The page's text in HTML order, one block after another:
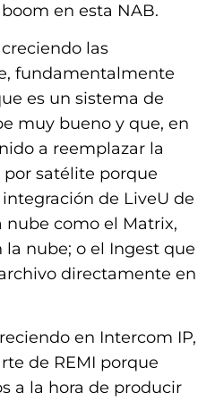
en esta NAB.
las
fundamentalmente
es un sistema de
muy bueno y que, en
a reemplazar la
satélite porque
de LiveU de
nube como el Matrix,
nube; o el Ingest que
directamente en
en Intercom IP,
de REMI porque
a la hora de producir